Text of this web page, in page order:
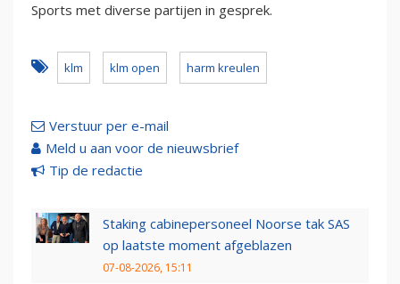
Sports met diverse partijen in gesprek.
klm klm open harm kreulen
Verstuur per e-mail
Meld u aan voor de nieuwsbrief
Tip de redactie
Staking cabinepersoneel Noorse tak SAS
op laatste moment afgeblazen
07-08-2026, 15:11